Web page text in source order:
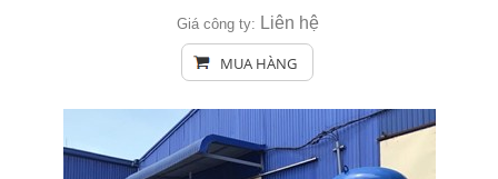
Giá công ty: Liên hệ
MUA HÀNG